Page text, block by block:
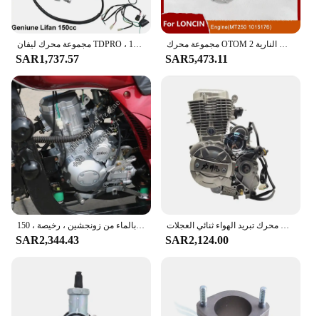
SAR1,737.57 SAR5,473.11
دراجة ثلاثية العجلات تبرد بالماء من زونجشين ، رخيصة ، 150cc ، 200cc ، 250cc ، خصم محدود للوقت
SAR2,344.43
محرك تبريد الهواء ثنائي العجلات CG250cc CG250 250cc للدراجات النارية رباعي الأشواط
SAR2,124.00